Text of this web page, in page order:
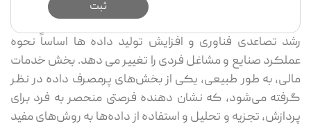
تصاعدی فناوری و افزایش تولید داده ها اساساً نحوه
صنایع و مشاغل فردی را تغییر می دهد. بخش خدمات
به طور طبیعی، یکی از بخش‌های پرمصرف داده در نظر
می‌شود، که نشان دهنده فرصتی منحصر به فرد برای
تجزیه و تحلیل و استفاده از داده‌ها به روش‌های مفید